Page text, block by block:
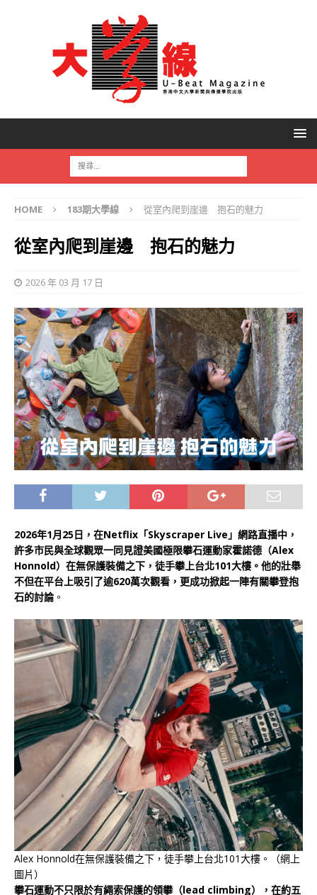
HOME 183期大學線 從室內爬到崖邊 抱石的魅力
從室內爬到崖邊 抱石的魅力
2026 年 03 月 17 日
2026年1月25日，在Netflix「Skyscraper Live」網路直播中，
許多市民與全球觀眾一同見證美國極限攀石運動家霍諾德（Alex
Honnold）在無保護裝備之下，徒手攀上台北101大樓。他的壯舉
不但在平台上吸引了逾620萬次觀看，更成功掀起一陣有關攀登抱
石的討論 。
Alex Honnold在無保護裝備之下，徒手攀上台北101大樓。（網上
圖片）
攀石運動不只限於有繩索保護的領攀（lead climbing），在約五